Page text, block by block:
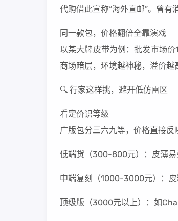
代购借此宣称“海外直邮”。曾有
同一款包，价格翻倍全靠演戏
以某大牌皮带为例：批发市场
商场暗层，环境越神秘，溢价越
🔍 行家这样挑，避开低仿雷区
看定价识等级
广版包分三六九等，价格直接反
低端货（300-800元）：皮薄易
中端复刻（1000-3000元）：皮
顶级版（3000元以上）：如